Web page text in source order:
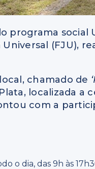
programa social
(FJU),
chamado de ‘
localizada a
com a
o dia, das 9h às